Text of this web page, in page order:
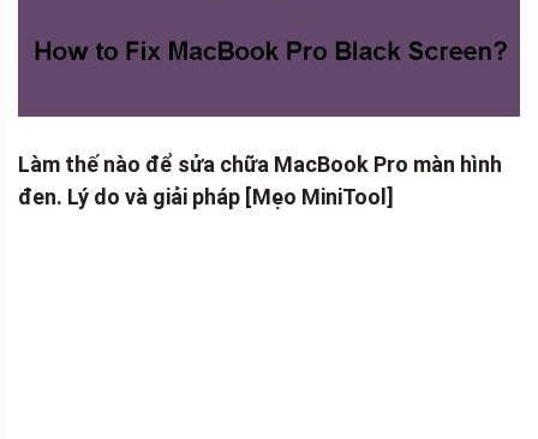
Làm thế nào để sửa chữa MacBook Pro màn hình
đen. Lý do và giải pháp [Mẹo MiniTool]